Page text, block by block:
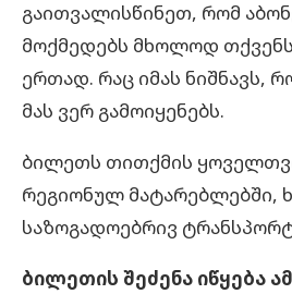
გაითვალისწინეთ, რომ
მოქმედებს მხოლოდ
ერთად. რაც იმას ნიშნავს,
მას ვერ გამოიყენებს.
ბილეთს თითქმის
რეგიონულ მატარებლებში,
საზოგადოებრივ
ბილეთის შეძენა იწყება